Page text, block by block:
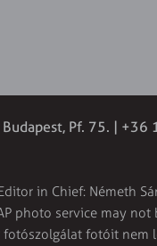
Pf. 75. |
in Chief: Németh
photo service may
fotószolgálat fotóit